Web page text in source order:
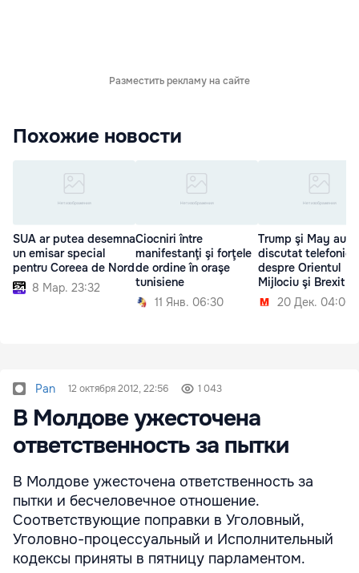
Разместить рекламу на сайте
Похожие новости
SUA ar putea desemna
un emisar special
pentru Coreea de Nord
8 Мар. 23:32
Ciocniri între
manifestanţi şi forţele
de ordine în oraşe
tunisiene
11 Янв. 06:30
Trump şi May au
discutat telefonic
despre Orientul
Mijlociu şi Brexit
20 Дек. 04:00
Pan 12 октября 2012, 22:56 1 043
В Молдове ужесточена
ответственность за пытки
В Молдове ужесточена ответственность за
пытки и бесчеловечное отношение.
Соответствующие поправки в Уголовный,
Уголовно-процессуальный и Исполнительный
кодексы приняты в пятницу парламентом.